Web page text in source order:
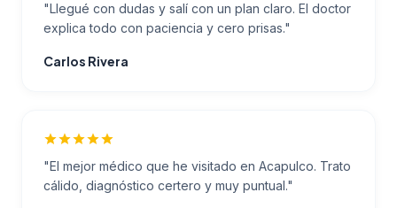
"Llegué con dudas y salí con un plan claro. El doctor
explica todo con paciencia y cero prisas."
Carlos Rivera
"El mejor médico que he visitado en Acapulco. Trato
cálido, diagnóstico certero y muy puntual."